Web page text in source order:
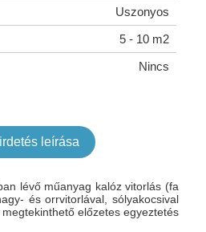
Uszonyos
5 - 10 m2
Nincs
leírása
lévő műanyag kalóz vitorlás (fa
és orrvitorlával, sólyakocsival
előzetes egyeztetés